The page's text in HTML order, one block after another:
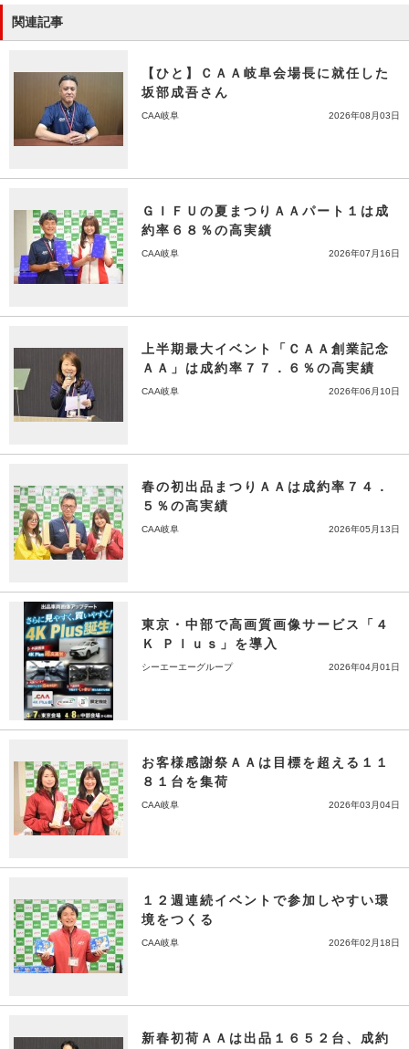
関連記事
【ひと】ＣＡＡ岐阜会場長に就任した
坂部成吾さん
CAA岐阜 2026年08月03日
ＧＩＦＵの夏まつりＡＡパート１は成
約率６８％の高実績
CAA岐阜 2026年07月16日
上半期最大イベント「ＣＡＡ創業記念
ＡＡ」は成約率７７．６％の高実績
CAA岐阜 2026年06月10日
春の初出品まつりＡＡは成約率７４．
５％の高実績
CAA岐阜 2026年05月13日
東京・中部で高画質画像サービス「４
Ｋ Ｐｌｕｓ」を導入
シーエーエーグループ 2026年04月01日
お客様感謝祭ＡＡは目標を超える１１
８１台を集荷
CAA岐阜 2026年03月04日
１２週連続イベントで参加しやすい環
境をつくる
CAA岐阜 2026年02月18日
新春初荷ＡＡは出品１６５２台、成約